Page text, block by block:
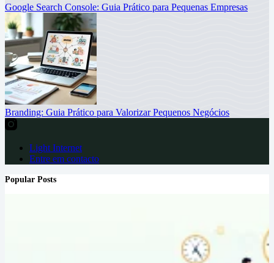
Google Search Console: Guia Prático para Pequenas Empresas
Branding: Guia Prático para Valorizar Pequenos Negócios
Light Internet
Entre em contacto
Popular Posts